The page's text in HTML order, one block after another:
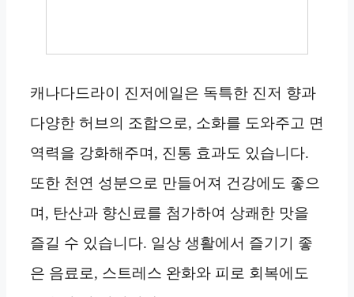
캐나다드라이 진저에일은 독특한 진저 향과
다양한 허브의 조합으로, 소화를 도와주고 면
역력을 강화해주며, 진통 효과도 있습니다.
또한 천연 성분으로 만들어져 건강에도 좋으
며, 탄산과 향신료를 첨가하여 상쾌한 맛을
즐길 수 있습니다. 일상 생활에서 즐기기 좋
은 음료로, 스트레스 완화와 피로 회복에도